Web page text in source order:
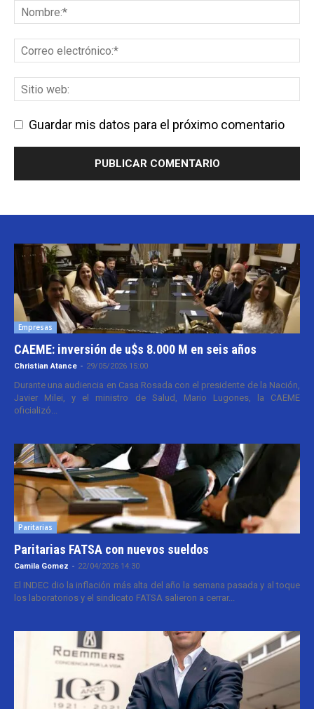
Guardar mis datos para el próximo comentario
Empresas
CAEME: inversión de u$s 8.000 M en seis años
Christian Atance - 29/05/2026 15:00
Durante una audiencia en Casa Rosada con el presidente de la Nación,
Javier Milei, y el ministro de Salud, Mario Lugones, la CAEME
oficializó...
Paritarias
Paritarias FATSA con nuevos sueldos
Camila Gomez - 22/04/2026 14:30
El INDEC dio la inflación más alta del año la semana pasada y al toque
los laboratorios y el sindicato FATSA salieron a cerrar...